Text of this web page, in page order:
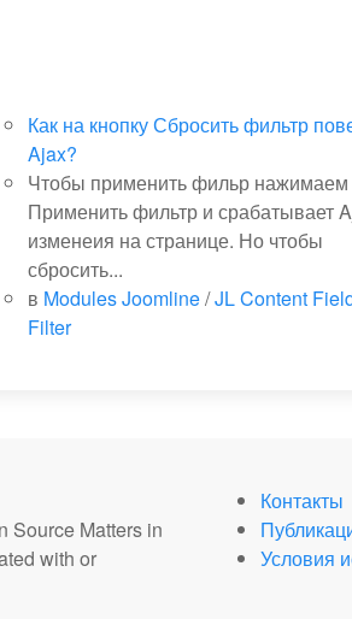
Как на кнопку Сбросить фильтр
Ajax?
Чтобы применить фильр нажимаем
Применить фильтр и срабатывает
изменеия на странице. Но чтобы
сбросить...
в Modules Joomline/JL Content
Filter
Source Matters in
with or
Контакты
Условия